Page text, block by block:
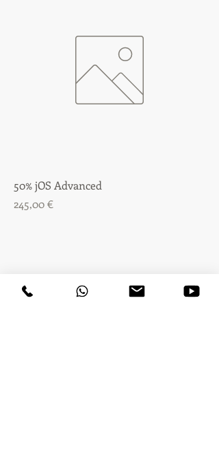
50% jOS Advanced
Precio
245,00 €